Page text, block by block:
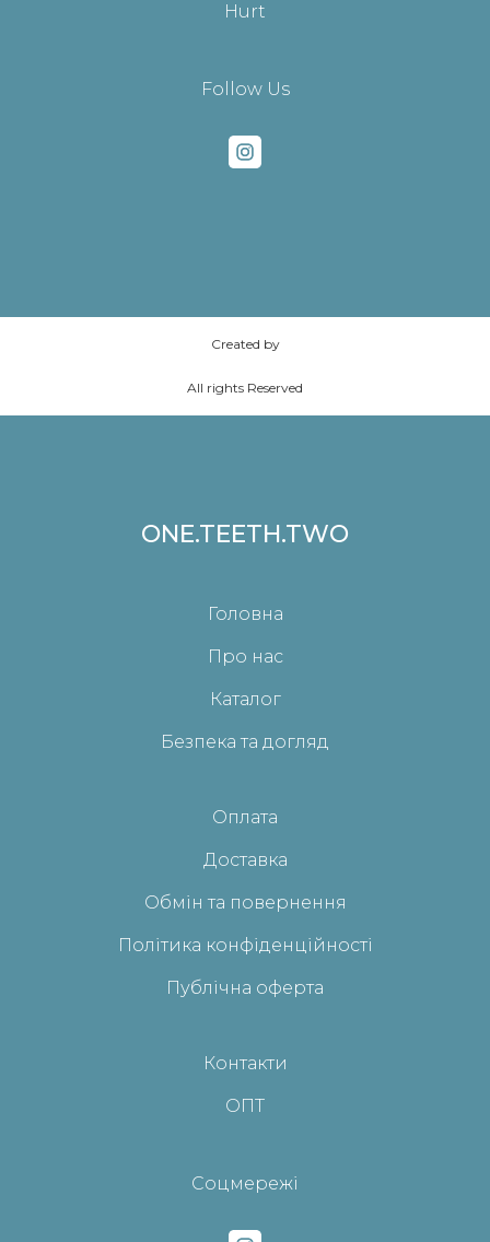
Hurt
Follow Us
Created by
All rights Reserved
ONE.TEETH.TWO
Головна
Про нас
Каталог
Безпека та догляд
Оплата
Доставка
Обмін та повернення
Політика конфіденційності
Публічна оферта
Контакти
ОПТ
Соцмережі